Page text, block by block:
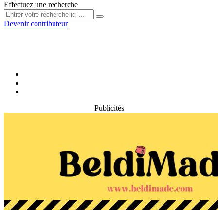
Effectuez une recherche
Devenir contributeur
Publicités